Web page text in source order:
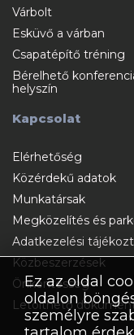
Ez az oldal
oldalon
személyre
Várbolt
Esküvő a várban
Csapatépítő tréning
Bérelhető
helyszín
Kapcsolat
Elérhetőség
Közérdekű adatok
Munkatársak
Megközelítés és
Adatkezelési
Közbeszerzések
Önkéntesség
Letölthető